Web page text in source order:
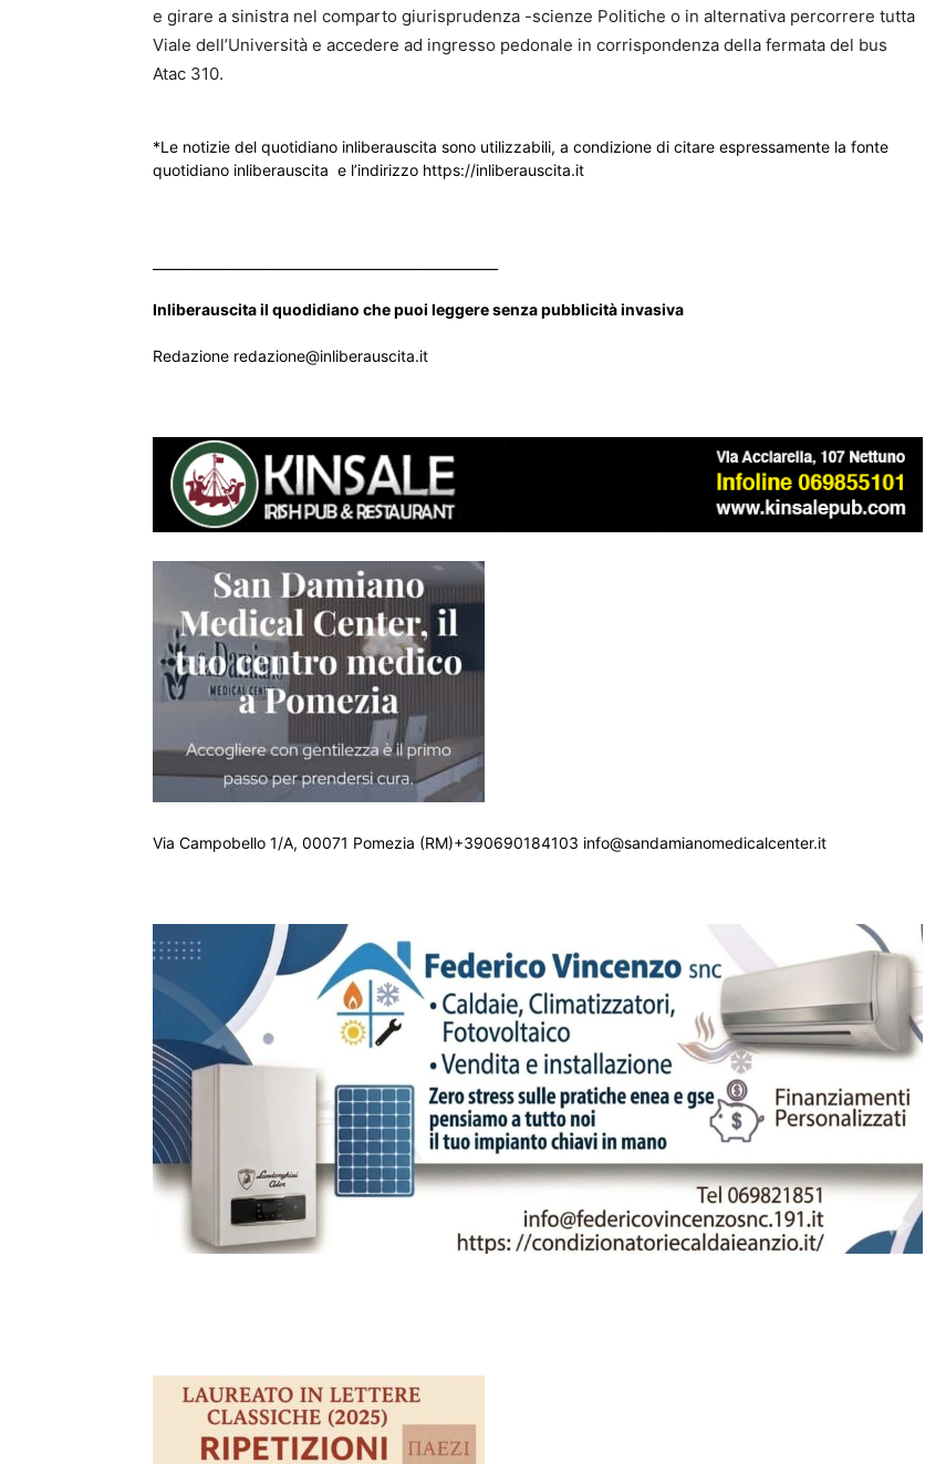
e girare a sinistra nel comparto giurisprudenza -scienze Politiche o in alternativa percorrere tutta
Viale dell’Università e accedere ad ingresso pedonale in corrispondenza della fermata del bus
Atac 310.
*Le notizie del quotidiano inliberauscita sono utilizzabili, a condizione di citare espressamente la fonte
quotidiano inliberauscita e l’indirizzo https://inliberauscita.it
Inliberauscita il quodidiano che puoi leggere senza pubblicità invasiva
Redazione redazione@inliberauscita.it
Via Campobello 1/A, 00071 Pomezia (RM)+390690184103 info@sandamianomedicalcenter.it